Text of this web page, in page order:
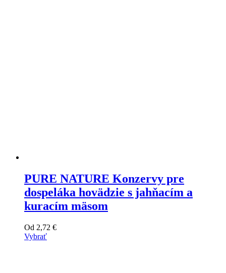
PURE NATURE Konzervy pre
dospeláka hovädzie s jahňacím a
kuracím mäsom
Od 2,72 €
Vybrať